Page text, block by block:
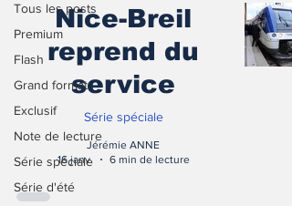
Tous les posts
Premium
Flash
Grand format
Exclusif
Note de lecture
Série spéciale
Série d'été
Nice-Breil
reprend du
service
Série spéciale
Jérémie ANNE
16 janv.
6 min de lecture